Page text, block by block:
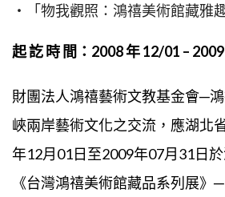
‧「物我觀照：鴻禧美術館藏雅趣
起 訖 時 間：2008 年 12/01 –
財團法人鴻禧藝術文教基金會─
峽兩岸藝術文化之交流，應湖北
年12月01日至2009年07月31日
《台灣鴻禧美術館藏品系列展》